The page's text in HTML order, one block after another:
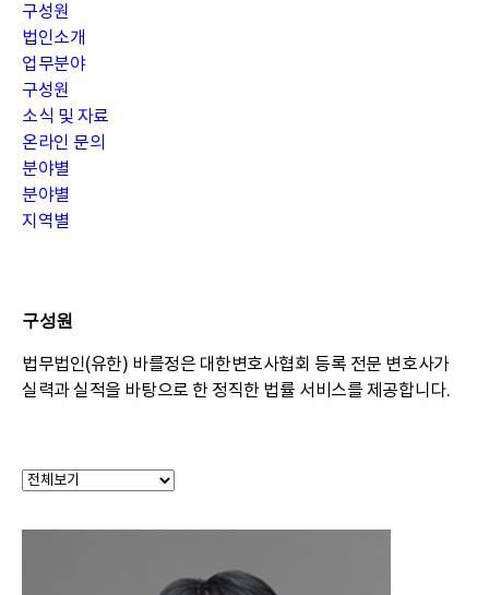
구성원
법인소개
업무분야
구성원
소식 및 자료
온라인 문의
분야별
분야별
지역별
구성원
법무법인(유한) 바를정은 대한변호사협회 등록 전문 변호사가
실력과 실적을 바탕으로 한 정직한 법률 서비스를 제공합니다.